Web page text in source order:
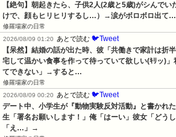
【絶句】朝起きたら、子供2人(2歳と5歳)がシんで
けで、顔もヒリヒリするし…）→涙がボロボロ出て…
修羅場家の日常
2026/08/09 01:20
あとで読む 🐦Tweet
【呆然】結婚の話が出た時、彼「共働きで家計は折
宅して温かい食事を作って待っていて欲しい(ｷﾘッ)
てできない」→すると…
修羅場家の日常
2026/08/09 00:20
あとで読む 🐦Tweet
デート中、小学生が『動物実験反対活動』と書かれ
生「署名お願いします！」俺「はーい」彼女「どう
「え…」→